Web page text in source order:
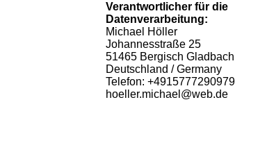
Verantwortlicher für die
Datenverarbeitung:
Michael Höller
Johannesstraße 25
51465 Bergisch Gladbach
Deutschland / Germany
Telefon: +4915777290979
hoeller.michael@web.de